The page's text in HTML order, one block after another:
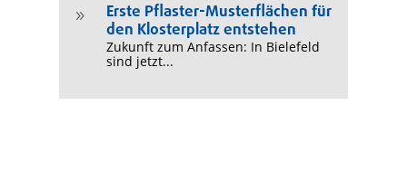
9
Erste Pflaster-Musterflächen für
den Klosterplatz entstehen
Zukunft zum Anfassen: In Bielefeld
sind jetzt...